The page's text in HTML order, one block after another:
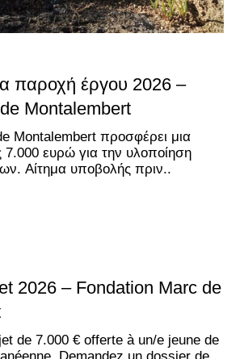
παροχή έργου 2026 –
Montalembert
Montalembert προσφέρει μια
ευρώ για την υλοποίηση
Aίτημα υποβολής πριν..
2026 – Fondation Marc de
de 7.000 € offerte à un/e jeune de